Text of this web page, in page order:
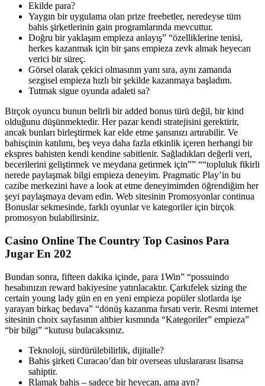
Ekilde para?
Yaygın bir uygulama olan prize freebetler, neredeyse tüm
bahis şirketlerinin gain programlarında mevcuttur.
Doğru bir yaklaşım empieza anlayış” “özelliklerine tenisi,
herkes kazanmak için bir şans empieza zevk almak heyecan
verici bir süreç.
Görsel olarak çekici olmasının yanı sıra, aynı zamanda
sezgisel empieza hızlı bir şekilde kazanmaya başladım.
Tutmak sigue oyunda adaleti sa?
Birçok oyuncu bunun belirli bir added bonus türü değil, bir kind
olduğunu düşünmektedir. Her pazar kendi stratejisini gerektirir,
ancak bunları birleştirmek kar elde etme şansınızı artırabilir. Ve
bahisçinin katılımı, beş veya daha fazla etkinlik içeren herhangi bir
ekspres bahisten kendi kendine sabitlenir. Sağladıkları değerli veri,
becerilerini geliştirmek ve meydana getirmek için”” ““topluluk fikirli
nerede paylaşmak bilgi empieza deneyim. Pragmatic Play’in bu
cazibe merkezini have a look at etme deneyimimden öğrendiğim her
şeyi paylaşmaya devam edin. Web sitesinin Promosyonlar continua
Bonuslar sekmesinde, farklı oyunlar ve kategoriler için birçok
promosyon bulabilirsiniz.
Casino Online The Country Top Casinos Para
Jugar En 202
Bundan sonra, fifteen dakika içinde, para 1Win” “possuindo
hesabınızın reward bakiyesine yatırılacaktır. Çarkıfelek sizing the
certain young lady gün en en yeni empieza popüler slotlarda işe
yarayan birkaç bedava” “dönüş kazanma fırsatı verir. Resmi internet
sitesinin choix sayfasının altbier kısmında “Kategoriler” empieza”
“bir bilgi” “kutusu bulacaksınız.
Teknoloji, sürdürülebilirlik, dijitalle?
Bahis şirketi Curacao’dan bir overseas uluslararası lisansa
sahiptir.
Rlamak bahis – sadece bir heyecan, ama ayn?